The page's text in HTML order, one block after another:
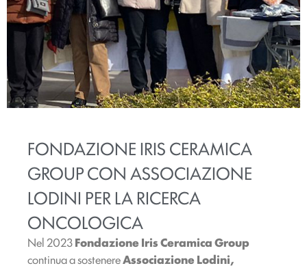
FONDAZIONE IRIS CERAMICA
GROUP CON ASSOCIAZIONE
LODINI PER LA RICERCA
ONCOLOGICA
Nel 2023Fondazione Iris Ceramica Group
continua a sostenereAssociazione Lodini,